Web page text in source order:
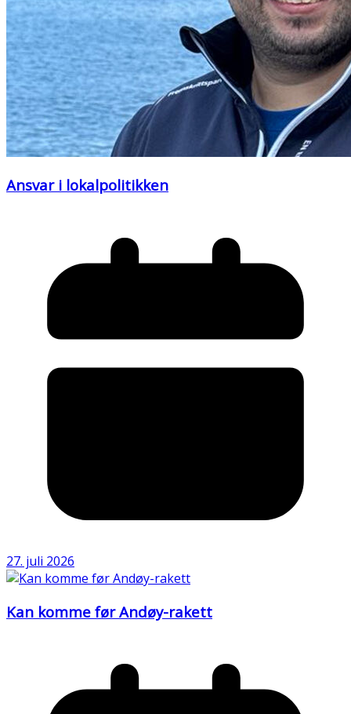
Ansvar i lokalpolitikken
27. juli 2026
Kan komme før Andøy-rakett